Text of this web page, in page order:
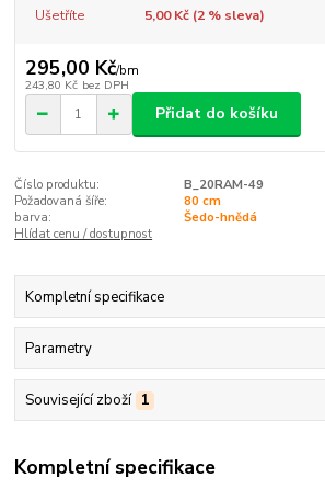
Ušetříte 5,00 Kč (2% sleva)
295,00 Kč/bm
243,80 Kč bez DPH
Přidat do košíku
Číslo produktu:
B_20RAM-49
Požadovaná šíře:
80 cm
barva:
Šedo-hnědá
Hlídat cenu / dostupnost
Kompletní specifikace
Parametry
Související zboží 1
Kompletní specifikace